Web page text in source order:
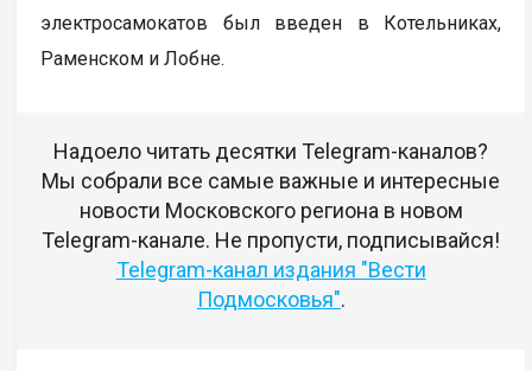
электросамокатов был введен в Котельниках,
Раменском и Лобне.
Надоело читать десятки Telegram-каналов?
Мы собрали все самые важные и интересные
новости Московского региона в новом
Telegram-канале. Не пропусти, подписывайся!
Telegram-канал издания "Вести
Подмосковья".